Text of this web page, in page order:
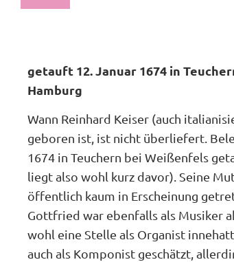
getauft 12. Januar 1674 in
Hamburg
Wann Reinhard Keiser (auch
geboren ist, ist nicht überliefert.
1674 in Teuchern bei Weißenfels
liegt also wohl kurz davor). Seine
öffentlich kaum in Erscheinung
Gottfried war ebenfalls als Musiker
wohl eine Stelle als Organist
auch als Komponist geschätzt,